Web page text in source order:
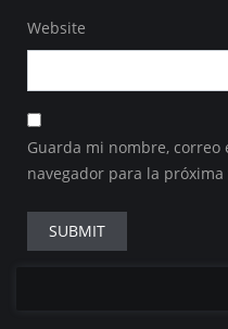
Website
Guarda mi nombre, correo
navegador para la